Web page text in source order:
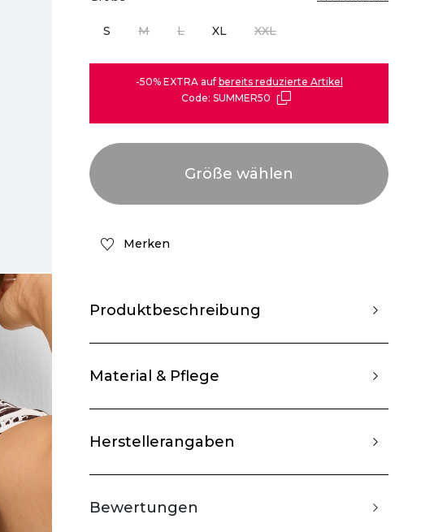
S M L XL XXL
-50% EXTRA auf bereits reduzierte Artikel
Code: SUMMER50
Merken
Produktbeschreibung
Material & Pflege
Herstellerangaben
Bewertungen